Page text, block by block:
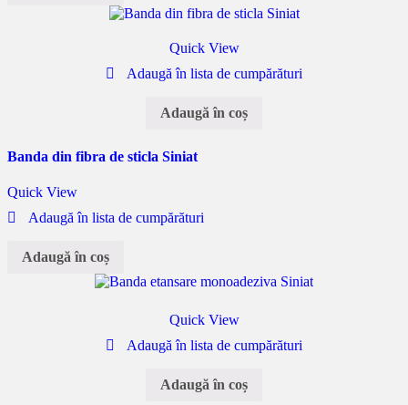
Quick View
Adaugă în lista de cumpărături
Adaugă în coș
Banda din fibra de sticla Siniat
Quick View
Adaugă în lista de cumpărături
Adaugă în coș
Quick View
Adaugă în lista de cumpărături
Adaugă în coș